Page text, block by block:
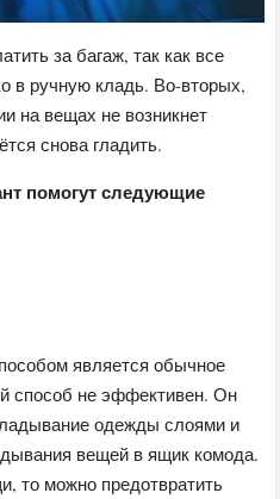
за багаж, так как все
в ручную кладь. Во-вторых,
на вещах не возникнет
снова гладить.
помогут следующие
является обычное
способ не эффективен. Он
одежды слоями и
вещей в ящик комода.
то можно предотвратить